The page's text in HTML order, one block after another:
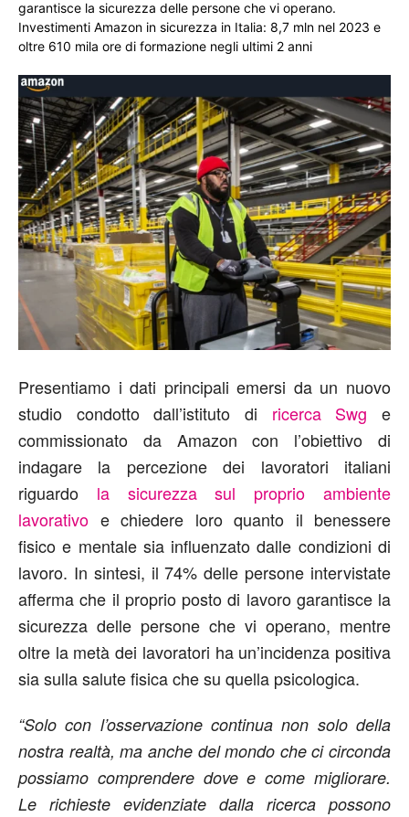
garantisce la sicurezza delle persone che vi operano.
Investimenti Amazon in sicurezza in Italia: 8,7 mln nel 2023 e
oltre 610 mila ore di formazione negli ultimi 2 anni
Presentiamo i dati principali emersi da un nuovo
studio condotto dall’istituto di ricerca Swg e
commissionato da Amazon con l’obiettivo di
indagare la percezione dei lavoratori italiani
riguardo la sicurezza sul proprio ambiente
lavorativo e chiedere loro quanto il benessere
fisico e mentale sia influenzato dalle condizioni di
lavoro. In sintesi, il 74% delle persone intervistate
afferma che il proprio posto di lavoro garantisce la
sicurezza delle persone che vi operano, mentre
oltre la metà dei lavoratori ha un’incidenza positiva
sia sulla salute fisica che su quella psicologica.
“Solo con l’osservazione continua non solo della
nostra realtà, ma anche del mondo che ci circonda
possiamo comprendere dove e come migliorare.
Le richieste evidenziate dalla ricerca possono